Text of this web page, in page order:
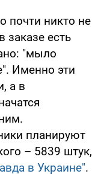
почти никто не
заказе есть
"мыло
Именно эти
а в
планируют
– 5839 штук,
в Украине".